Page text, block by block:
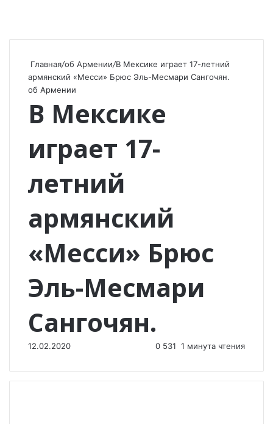
Главная/об Армении/В Мексике играет 17-летний
армянский «Месси» Брюс Эль-Месмари Сангочян.
об Армении
В Мексике
играет 17-
летний
армянский
«Месси» Брюс
Эль-Месмари
Сангочян.
12.02.2020 0 531 1 минута чтения